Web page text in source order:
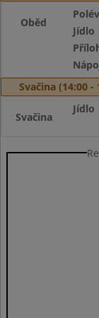
Oběd
Jídlo
Svačina (14:00 -
Svačina
Jídlo